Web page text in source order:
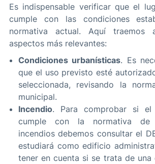
Es indispensable verificar que el
cumple con las condiciones
normativa actual. Aquí traemos
aspectos más relevantes:
Condiciones urbanísticas. Es
que el uso previsto esté
seleccionada, revisando la
municipal.
Incendio. Para comprobar si el
cumple con la normativa de
incendios debemos consultar el
estudiará como edificio
tener en cuenta si se trata de una